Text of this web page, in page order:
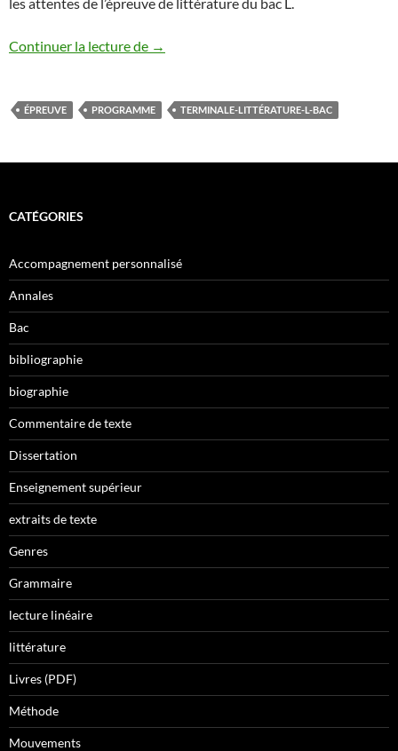
Continuer la lecture de LITTERATURE TERMINALE L
→
ÉPREUVE PROGRAMME TERMINALE-LITTÉRATURE-L-BAC
CATÉGORIES
Accompagnement personnalisé
Annales
Bac
bibliographie
biographie
Commentaire de texte
Dissertation
Enseignement supérieur
extraits de texte
Genres
Grammaire
lecture linéaire
littérature
Livres (PDF)
Méthode
Mouvements